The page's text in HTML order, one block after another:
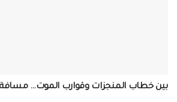
بين خطاب المنجزات وقوارب الموت…